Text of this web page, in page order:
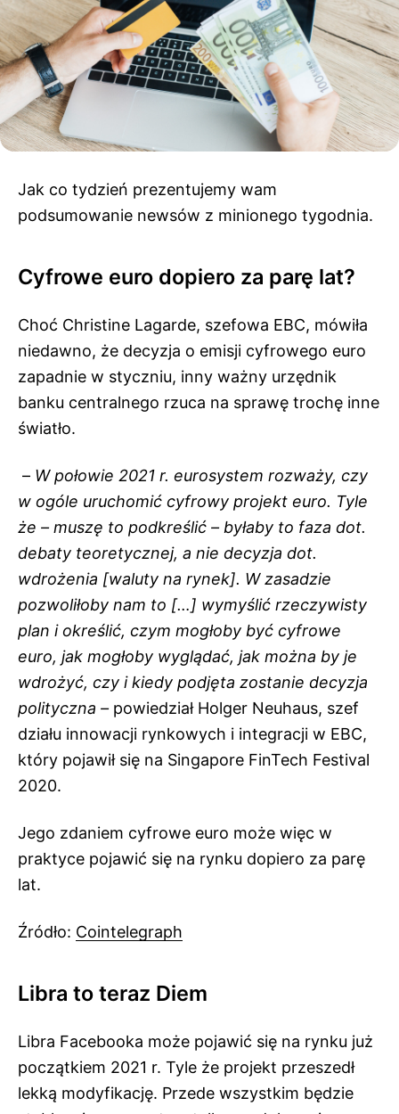
Jak co tydzień prezentujemy wam
podsumowanie newsów z minionego tygodnia.
Cyfrowe euro dopiero za parę lat?
Choć Christine Lagarde, szefowa EBC, mówiła
niedawno, że decyzja o emisji cyfrowego euro
zapadnie w styczniu, inny ważny urzędnik
banku centralnego rzuca na sprawę trochę inne
światło.
– W połowie 2021 r. eurosystem rozważy, czy
w ogóle uruchomić cyfrowy projekt euro. Tyle
że – muszę to podkreślić – byłaby to faza dot.
debaty teoretycznej, a nie decyzja dot.
wdrożenia [waluty na rynek]. W zasadzie
pozwoliłoby nam to […] wymyślić rzeczywisty
plan i określić, czym mogłoby być cyfrowe
euro, jak mogłoby wyglądać, jak można by je
wdrożyć, czy i kiedy podjęta zostanie decyzja
polityczna – powiedział Holger Neuhaus, szef
działu innowacji rynkowych i integracji w EBC,
który pojawił się na Singapore FinTech Festival
2020.
Jego zdaniem cyfrowe euro może więc w
praktyce pojawić się na rynku dopiero za parę
lat.
Źródło: Cointelegraph
Libra to teraz Diem
Libra Facebooka może pojawić się na rynku już
początkiem 2021 r. Tyle że projekt przeszedł
lekką modyfikację. Przede wszystkim będzie